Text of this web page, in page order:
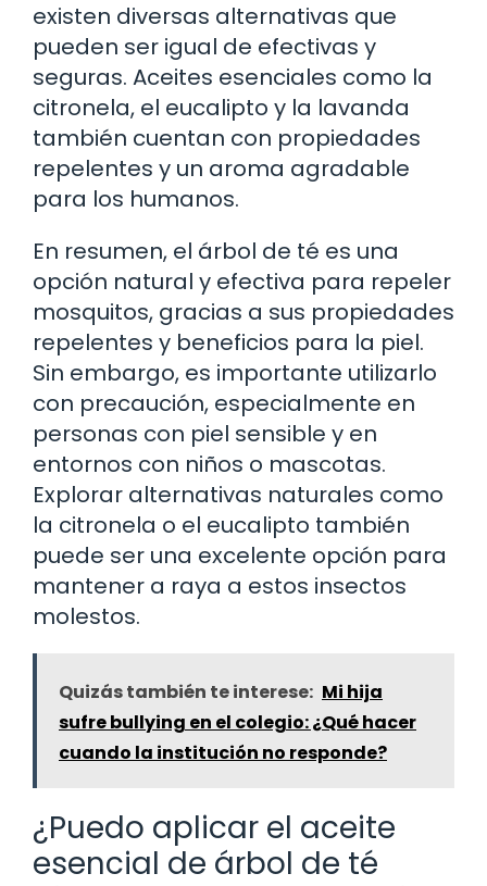
existen diversas alternativas que
pueden ser igual de efectivas y
seguras. Aceites esenciales como la
citronela, el eucalipto y la lavanda
también cuentan con propiedades
repelentes y un aroma agradable
para los humanos.
En resumen, el árbol de té es una
opción natural y efectiva para repeler
mosquitos, gracias a sus propiedades
repelentes y beneficios para la piel.
Sin embargo, es importante utilizarlo
con precaución, especialmente en
personas con piel sensible y en
entornos con niños o mascotas.
Explorar alternativas naturales como
la citronela o el eucalipto también
puede ser una excelente opción para
mantener a raya a estos insectos
molestos.
Quizás también te interese: Mi hija
sufre bullying en el colegio: ¿Qué hacer
cuando la institución no responde?
¿Puedo aplicar el aceite
esencial de árbol de té